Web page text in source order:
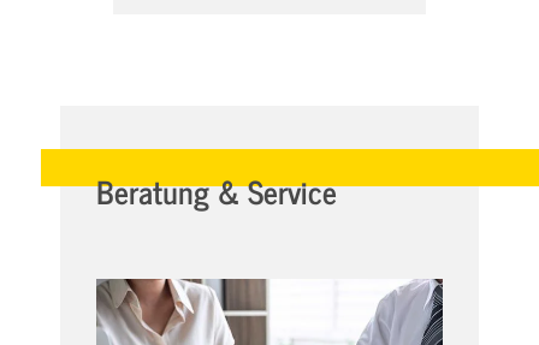
Beratung & Service